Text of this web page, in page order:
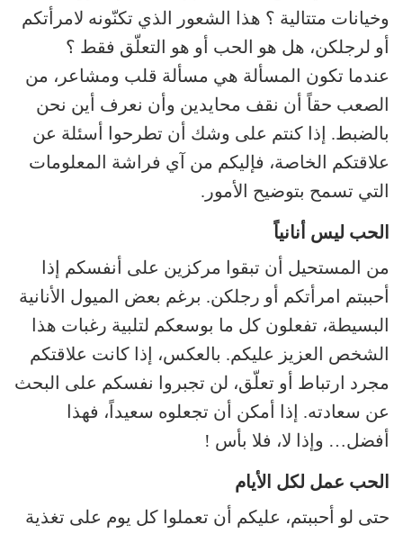
وخيانات متتالية ؟ هذا الشعور الذي تكنّونه لامرأتكم
أو لرجلكن، هل هو الحب أو هو التعلّق فقط ؟
عندما تكون المسألة هي مسألة قلب ومشاعر، من
الصعب حقاً أن نقف محايدين وأن نعرف أين نحن
بالضبط. إذا كنتم على وشك أن تطرحوا أسئلة عن
علاقتكم الخاصة، فإليكم من آي فراشة المعلومات
التي تسمح بتوضيح الأمور.
الحب ليس أنانياً
من المستحيل أن تبقوا مركزين على أنفسكم إذا
أحببتم امرأتكم أو رجلكن. برغم بعض الميول الأنانية
البسيطة، تفعلون كل ما بوسعكم لتلبية رغبات هذا
الشخص العزيز عليكم. بالعكس، إذا كانت علاقتكم
مجرد ارتباط أو تعلّق، لن تجبروا نفسكم على البحث
عن سعادته. إذا أمكن أن تجعلوه سعيداً، فهذا
أفضل… وإذا لا، فلا بأس !
الحب عمل لكل الأيام
حتى لو أحببتم، عليكم أن تعملوا كل يوم على تغذية